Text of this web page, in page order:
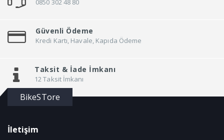
0850 302 48 80
Güvenli Ödeme
Kredi Kartı, Havale, Kapıda Ödeme
Taksit & İade İmkanı
12 Taksit İmkanı
BikeSTore
İletişim